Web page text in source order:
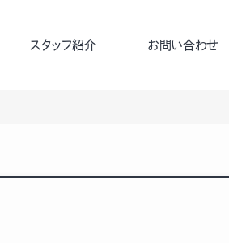
スタッフ紹介 お問い合わせ